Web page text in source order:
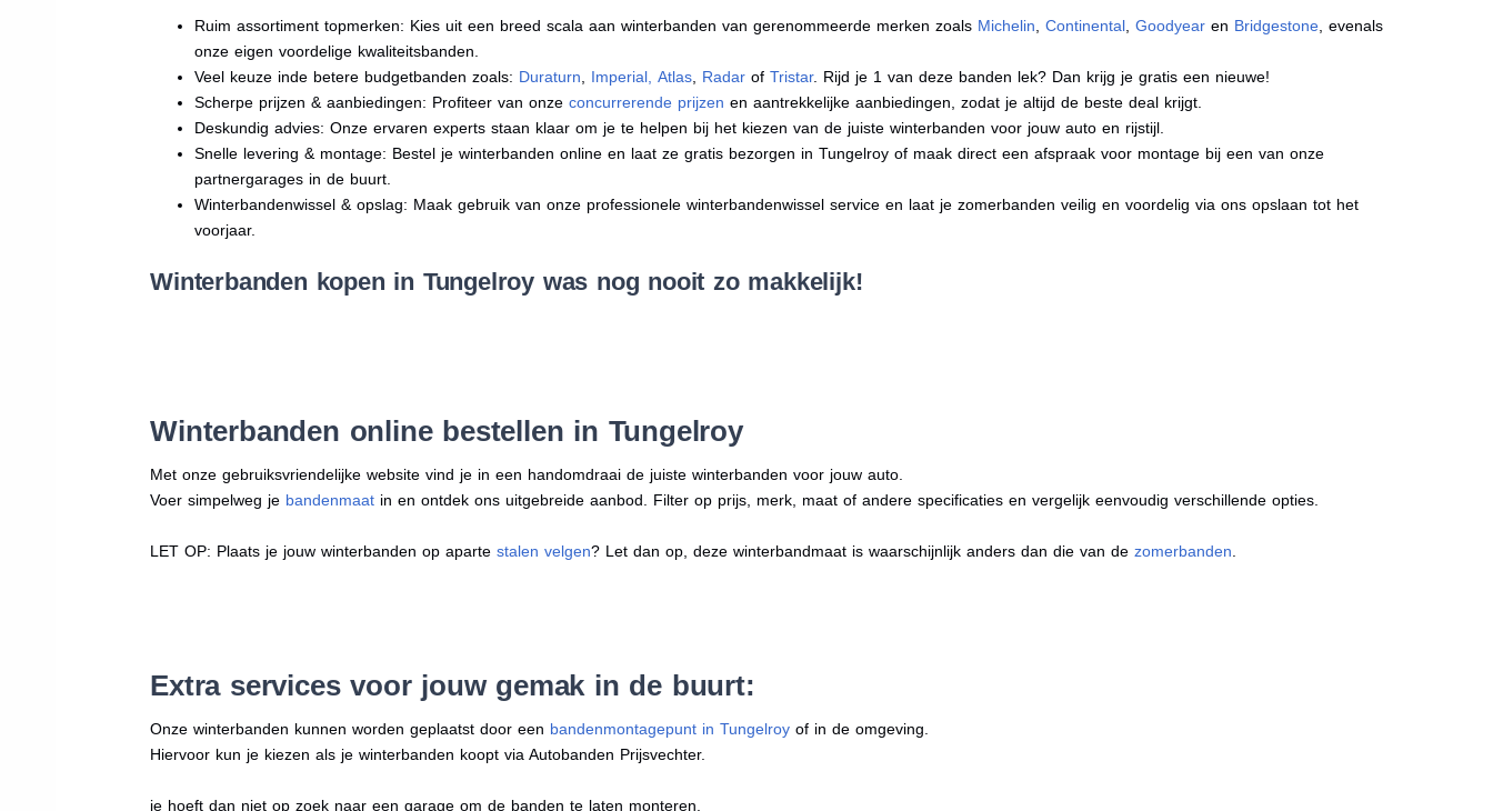
Ruim assortiment topmerken: Kies uit een breed scala aan winterbanden van gerenommeerde merken zoals Michelin ,Continental ,Goodyear en Bridgestone , evenals
onze eigen voordelige kwaliteitsbanden.
Veel keuze inde betere budgetbanden zoals: Duraturn Imperial Atlas Radar ofTristar. Rijd je 1 van deze banden lek? Dan krijg je gratis een nieuwe!
Scherpe prijzen & aanbiedingen: Profiteer van onzeconcurrerende prijzen en aantrekkelijke aanbiedingen, zodat je altijd de beste deal krijgt.
Deskundig advies: Onze ervaren experts staan klaar om je te helpen bij het kiezen van de juiste winterbanden voor jouw auto en rijstijl.
Snelle levering & montage: Bestel je winterbanden online en laat ze gratis bezorgen in Tungelroy of maak direct een afspraak voor montage bij een van onze
partnergarages in de buurt.
Winterbandenwissel & opslag: Maak gebruik van onze professionele winterbandenwissel service en laat je zomerbanden veilig en voordelig via ons opslaan tot het
voorjaar.
Winterbanden kopen in Tungelroy was nog nooit zo makkelijk!
Winterbanden online bestellen in Tungelroy
Met onze gebruiksvriendelijke website vind je in een handomdraai de juiste winterbanden voor jouw auto.
Voer simpelweg je bandenmaat in en ontdek ons uitgebreide aanbod. Filter op prijs, merk, maat of andere specificaties en vergelijk eenvoudig verschillende opties.
LET OP: Plaats je jouw winterbanden op apartestalen velgen? Let dan op, deze winterbandmaat is waarschijnlijk anders dan die van dezomerbanden
Extra services voor jouw gemak in de buurt:
Onze winterbanden kunnen worden geplaatst door een bandenmontagepunt in Tungelroy of in de omgeving.
Hiervoor kun je kiezen als je winterbanden koopt via Autobanden Prijsvechter.
je hoeft dan niet op zoek naar een garage om de banden te laten monteren.